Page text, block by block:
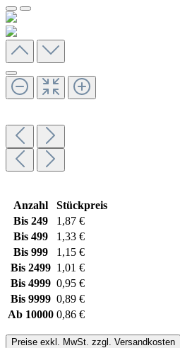
Anzahl
Stückpreis
Bis 249
1,87 €
Bis 499
1,33 €
Bis 999
1,15 €
Bis 2499 1,01 €
Bis 4999 0,95 €
Bis 9999 0,89 €
Ab 10000 0,86 €
Preise exkl. MwSt. zzgl. Versandkosten